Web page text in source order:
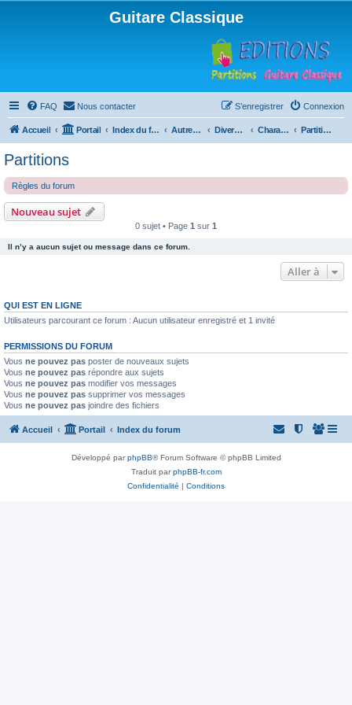
Guitare Classique
FAQ Nous contacter Connexion
S’enregistrer
Accueil Portail Index du forum Autres instruments à cordes pincées, ou styles Divers instruments Charango Partitions
Partitions
Règles du forum
Nouveau sujet
0 sujet • Page 1 sur 1
Il n’y a aucun sujet ou message dans ce forum.
Aller à
QUI EST EN LIGNE
Utilisateurs parcourant ce forum : Aucun utilisateur enregistré et 1 invité
PERMISSIONS DU FORUM
Vous ne pouvez pas poster de nouveaux sujets
Vous ne pouvez pas répondre aux sujets
Vous ne pouvez pas modifier vos messages
Vous ne pouvez pas supprimer vos messages
Vous ne pouvez pas joindre des fichiers
Accueil Portail Index du forum
Développé parphpBB® Forum Software © phpBB Limited
Traduit parphpBB-fr.com
Confidentialité | Conditions